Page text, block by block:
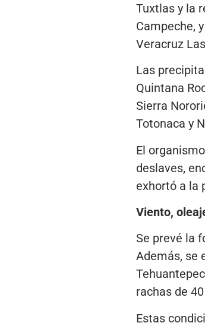
Tuxtlas y la
Campeche,
Veracruz
Las
Quintana
Sierra
Totonaca y
El
deslaves,
exhortó a la
Viento,
Se prevé la
Además, se
rachas de
Estas